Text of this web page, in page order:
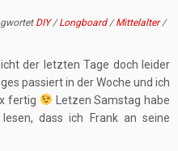
DIY/Longboard/Mittelalter/
der letzten Tage doch leider
passiert in der Woche und ich
fertig
Letzen Samstag habe
dass ich Frank an seine